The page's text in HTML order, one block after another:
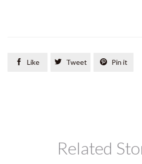
 Like  Tweet  Pin it
Related